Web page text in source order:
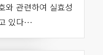
와 관련하여 실효성
있다…